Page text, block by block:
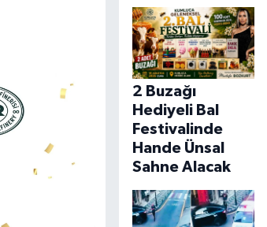
2 Buzağı
Hediyeli Bal
Festivalinde
Hande Ünsal
Sahne Alacak